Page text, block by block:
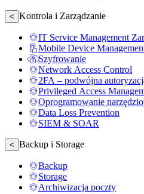
< Kontrola i Zarządzanie
IT Service Management
Mobile Device
Szyfrowanie
Network Access Control
2FA – podwójna
Privileged Access
Oprogramowanie
Data Loss Prevention
SIEM & SOAR
< Backup i Storage
Backup
Storage
Archiwizacja poczty